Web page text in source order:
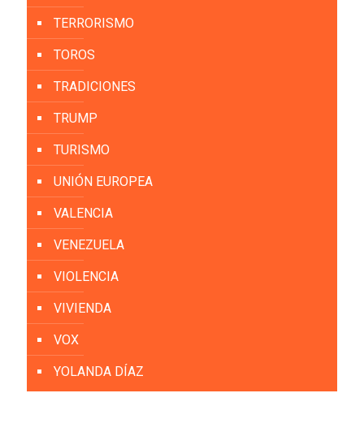
TERRORISMO
TOROS
TRADICIONES
TRUMP
TURISMO
UNIÓN EUROPEA
VALENCIA
VENEZUELA
VIOLENCIA
VIVIENDA
VOX
YOLANDA DÍAZ